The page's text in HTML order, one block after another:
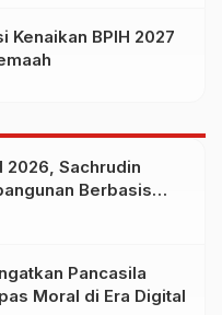
Kenaikan BPIH 2027
2026, Sachrudin
Berbasis
Pancasila
Moral di Era Digital